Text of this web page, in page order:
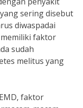
sering disebut
diwaspadai
faktor
sudah
melitus yang
faktor